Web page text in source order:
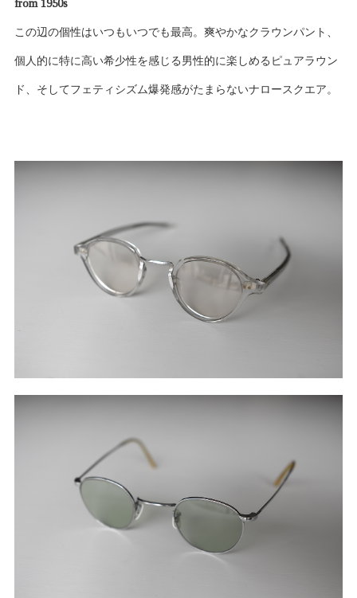
from 1950s
この辺の個性はいつもいつでも最高。爽やかなクラウンパント、
個人的に特に高い希少性を感じる男性的に楽しめるピュアラウン
ド、そしてフェティシズム爆発感がたまらないナロースクエア。